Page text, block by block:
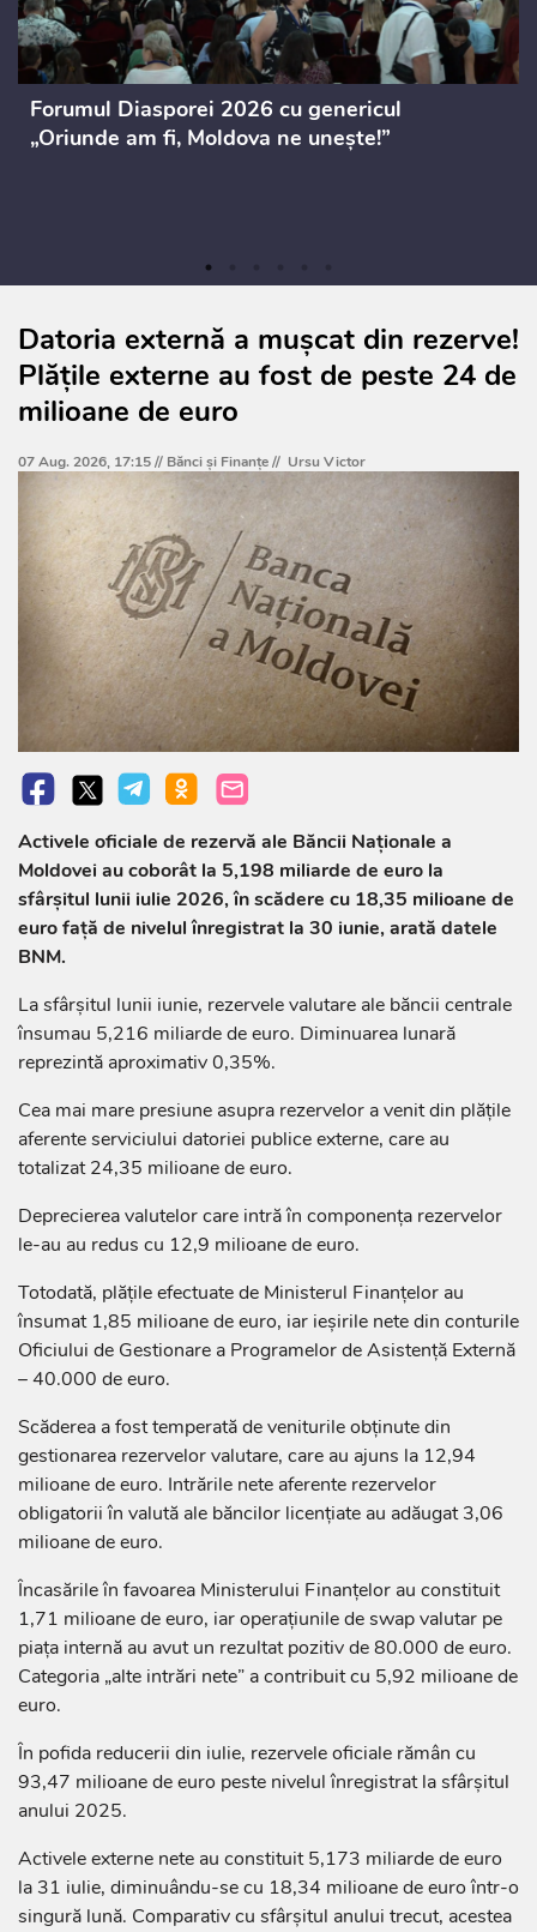
Forumul Diasporei 2026 cu genericul
„Oriunde am fi, Moldova ne unește!”
Datoria externă a mușcat din rezerve!
Plățile externe au fost de peste 24 de
milioane de euro
07 Aug. 2026, 17:15 // Bănci şi Finanţe// Ursu Victor
Activele oficiale de rezervă ale Băncii Naționale a
Moldovei au coborât la 5,198 miliarde de euro la
sfârșitul lunii iulie 2026, în scădere cu 18,35 milioane de
euro față de nivelul înregistrat la 30 iunie, arată datele
BNM.
La sfârșitul lunii iunie, rezervele valutare ale băncii centrale
însumau 5,216 miliarde de euro. Diminuarea lunară
reprezintă aproximativ 0,35%.
Cea mai mare presiune asupra rezervelor a venit din plățile
aferente serviciului datoriei publice externe, care au
totalizat 24,35 milioane de euro.
Deprecierea valutelor care intră în componența rezervelor
le-au au redus cu 12,9 milioane de euro.
Totodată, plățile efectuate de Ministerul Finanțelor au
însumat 1,85 milioane de euro, iar ieșirile nete din conturile
Oficiului de Gestionare a Programelor de Asistență Externă
– 40.000 de euro.
Scăderea a fost temperată de veniturile obținute din
gestionarea rezervelor valutare, care au ajuns la 12,94
milioane de euro. Intrările nete aferente rezervelor
obligatorii în valută ale băncilor licențiate au adăugat 3,06
milioane de euro.
Încasările în favoarea Ministerului Finanțelor au constituit
1,71 milioane de euro, iar operațiunile de swap valutar pe
piața internă au avut un rezultat pozitiv de 80.000 de euro.
Categoria „alte intrări nete” a contribuit cu 5,92 milioane de
euro.
În pofida reducerii din iulie, rezervele oficiale rămân cu
93,47 milioane de euro peste nivelul înregistrat la sfârșitul
anului 2025.
Activele externe nete au constituit 5,173 miliarde de euro
la 31 iulie, diminuându-se cu 18,34 milioane de euro într-o
singură lună. Comparativ cu sfârșitul anului trecut, acestea